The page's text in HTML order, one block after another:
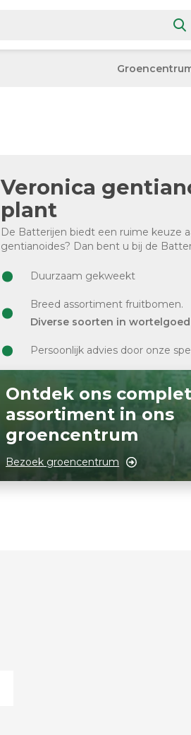
Veronica
plant
De Batterijen biedt een ruime keuze
gentianoides? Dan bent u bij de
Duurzaam gekweekt
Breed assortiment fruitbomen.
Diverse soorten in wortelgoed
Persoonlijk advies door onze
Ontdek ons
assortiment in ons
groencentrum
Bezoek groencentrum